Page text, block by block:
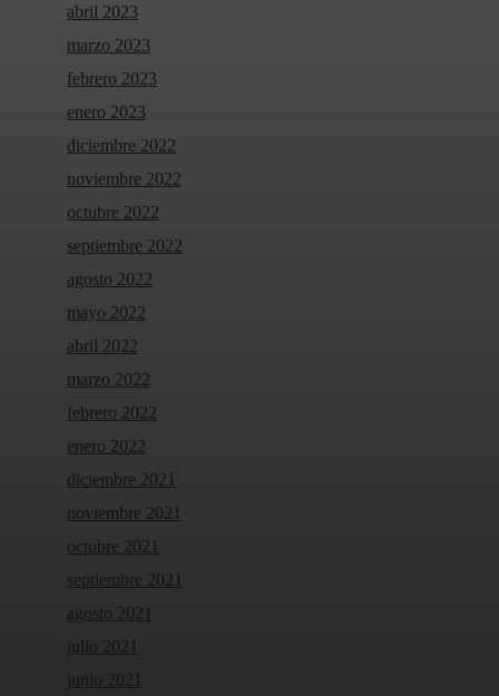
abril 2023
marzo 2023
febrero 2023
enero 2023
diciembre 2022
noviembre 2022
octubre 2022
septiembre 2022
agosto 2022
mayo 2022
abril 2022
marzo 2022
febrero 2022
enero 2022
diciembre 2021
noviembre 2021
octubre 2021
septiembre 2021
agosto 2021
julio 2021
junio 2021